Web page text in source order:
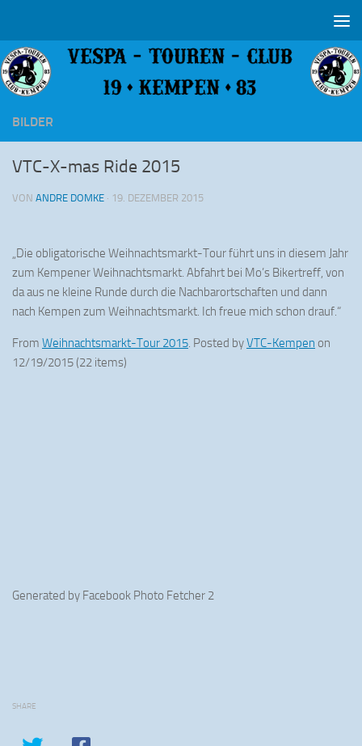
BILDER
VTC-X-mas Ride 2015
VON ANDRE DOMKE · 19. DEZEMBER 2015
„Die obligatorische Weihnachtsmarkt-Tour führt uns in diesem Jahr
zum Kempener Weihnachtsmarkt. Abfahrt bei Mo’s Bikertreff, von
da aus ne kleine Runde durch die Nachbarortschaften und dann
nach Kempen zum Weihnachtsmarkt. Ich freue mich schon drauf.“
From Weihnachtsmarkt-Tour 2015. Posted byVTC-Kempen on
12/19/2015 (22 items)
Generated by Facebook Photo Fetcher 2
SHARE